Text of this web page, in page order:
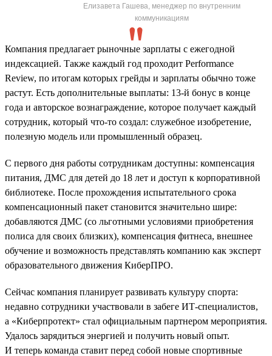
Елизавета Гашева, менеджер по внутренним
коммуникациям
Компания предлагает рыночные зарплаты с ежегодной
индексацией. Также каждый год проходит Performance
Review, по итогам которых грейды и зарплаты обычно тоже
растут. Есть дополнительные выплаты: 13-й бонус в конце
года и авторское вознаграждение, которое получает каждый
сотрудник, который что-то создал: служебное изобретение,
полезную модель или промышленный образец.
С первого дня работы сотрудникам доступны: компенсация
питания, ДМС для детей до 18 лет и доступ к корпоративной
библиотеке. После прохождения испытательного срока
компенсационный пакет становится значительно шире:
добавляются ДМС (со льготными условиями приобретения
полиса для своих близких), компенсация фитнеса, внешнее
обучение и возможность представлять компанию как эксперт
образовательного движения КиберПРО.
Сейчас компания планирует развивать культуру спорта:
недавно сотрудники участвовали в забеге ИТ-специалистов,
а «Киберпротект» стал официальным партнером мероприятия.
Удалось зарядиться энергией и получить новый опыт.
И теперь команда ставит перед собой новые спортивные